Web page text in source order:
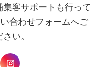
客サポートも行って
合わせフォームへご
い。